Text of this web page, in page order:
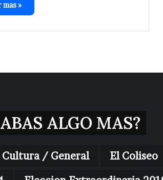
mas »
ALGO MAS?
Cultura / General El Coliseo